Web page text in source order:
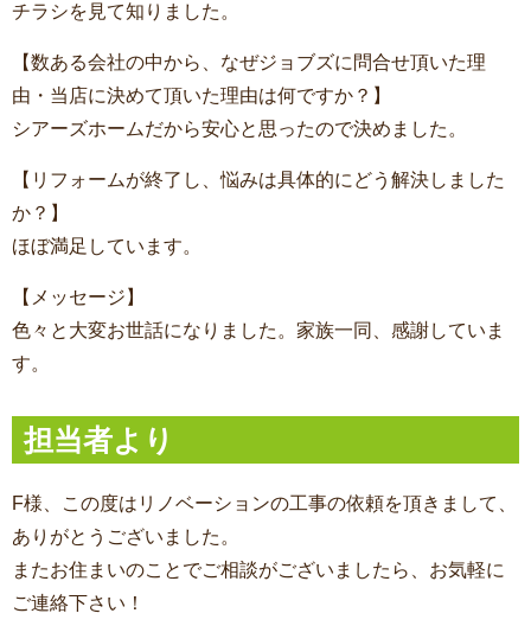
チラシを見て知りました。
【数ある会社の中から、なぜジョブズに問合せ頂いた理
由・当店に決めて頂いた理由は何ですか？】
シアーズホームだから安心と思ったので決めました。
【リフォームが終了し、悩みは具体的にどう解決しました
か？】
ほぼ満足しています。
【メッセージ】
色々と大変お世話になりました。家族一同、感謝していま
す。
担当者より
F様、この度はリノベーションの工事の依頼を頂きまして、
ありがとうございました。
またお住まいのことでご相談がございましたら、お気軽に
ご連絡下さい！